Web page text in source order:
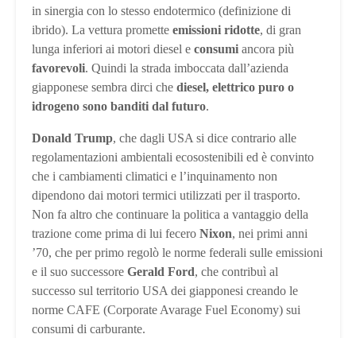
in sinergia con lo stesso endotermico (definizione di
ibrido). La vettura promette emissioni ridotte, di gran
lunga inferiori ai motori diesel e consumi ancora più
favorevoli. Quindi la strada imboccata dall’azienda
giapponese sembra dirci che diesel, elettrico puro o
idrogeno sono banditi dal futuro.
Donald Trump, che dagli USA si dice contrario alle
regolamentazioni ambientali ecosostenibili ed è convinto
che i cambiamenti climatici e l’inquinamento non
dipendono dai motori termici utilizzati per il trasporto.
Non fa altro che continuare la politica a vantaggio della
trazione come prima di lui fecero Nixon, nei primi anni
’70, che per primo regolò le norme federali sulle emissioni
e il suo successore Gerald Ford, che contribuì al
successo sul territorio USA dei giapponesi creando le
norme CAFE (Corporate Avarage Fuel Economy) sui
consumi di carburante.